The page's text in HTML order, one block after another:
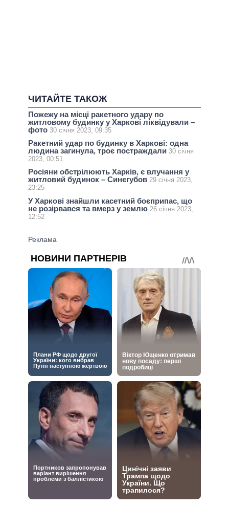
ЧИТАЙТЕ ТАКОЖ
Пожежу на місці ракетного удару по
житловому будинку у Харкові ліквідували –
фото 30 січня 2023, 09:35
Ракетний удар по будинку в Харкові: одна
людина загинула, троє постраждали 30 січня
2023, 00:51
Росіяни обстрілюють Харків, є влучання у
житловий будинок – Синєгубов 29 січня 2023,
23:25
У Харкові знайшли касетний боєприпас, що
не розірвався та вмерз у землю 26 січня 2023,
12:52